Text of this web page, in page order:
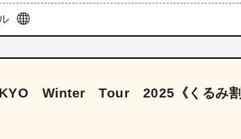
Winter Tour 2025《くるみ割